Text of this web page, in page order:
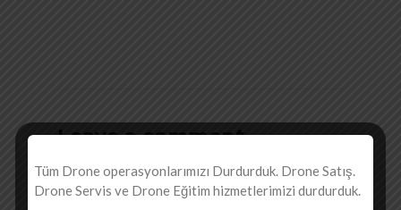
Leave a comment
Yorum yapabilmek içingiriş yapmalısınız.
Tüm Drone operasyonlarımızı Durdurduk. Drone Satış.
Drone Servis ve Drone Eğitim hizmetlerimizi durdurduk.